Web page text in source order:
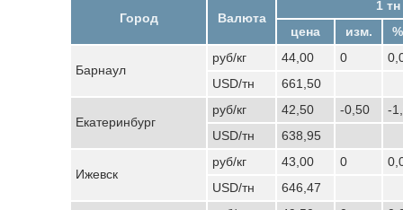
Город Валюта
1 тн
цена
изм.
Барнаул
руб/кг 44,00 0
USD/тн
661,50
Екатеринбург
руб/кг 42,50 -0,50 -
USD/тн
638,95
Ижевск
руб/кг 43,00 0
USD/тн
646,47